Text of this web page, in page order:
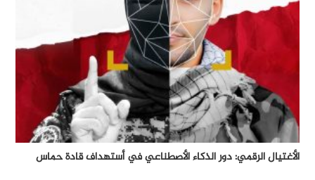
الأغتيال الرقمي: دور الذكاء الأصطناعي في أستهداف قادة حماس